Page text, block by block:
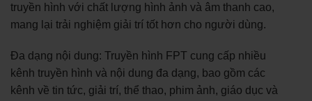
truyền hình với chất lượng hình ảnh và âm thanh cao,
mang lại trải nghiệm giải trí tốt hơn cho người dùng.
Đa dạng nội dung: Truyền hình FPT cung cấp nhiều
kênh truyền hình và nội dung đa dạng, bao gồm các
kênh về tin tức, giải trí, thể thao, phim ảnh, giáo dục và